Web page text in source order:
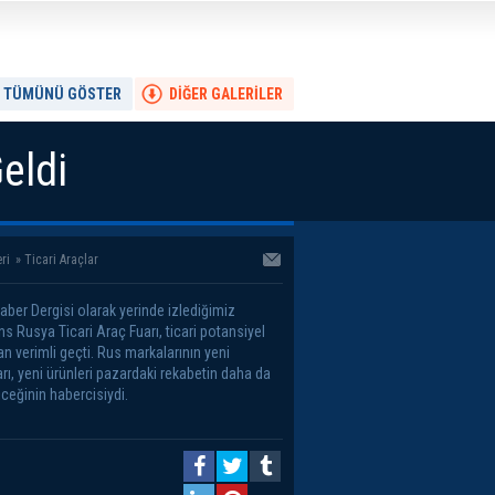
DİĞER GALERİLER
TÜMÜNÜ GÖSTER
» Ticari Araçlar
Dergisi olarak yerinde izlediğimiz
Rusya Ticari Araç Fuarı, ticari potansiyel
verimli geçti. Rus markalarının yeni
yeni ürünleri pazardaki rekabetin daha da
habercisiydi.